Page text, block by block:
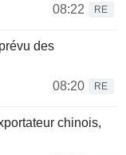
08:22
RE
des
08:20
RE
chinois,